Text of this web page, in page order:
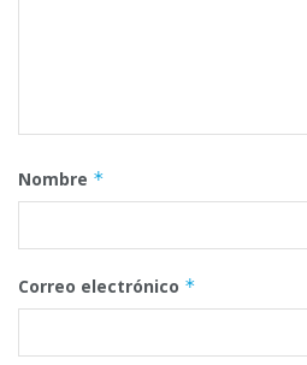
Nombre *
Correo electrónico *